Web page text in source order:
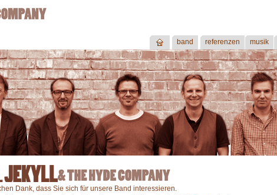
band referenzen musik
Dank, dass Sie sich für unsere Band interessieren.